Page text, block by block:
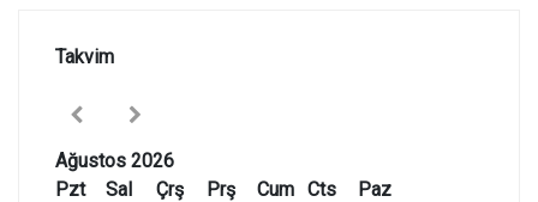
Takvim
Ağustos 2026
Pzt
Sal Çrş Prş Cum Cts
Paz